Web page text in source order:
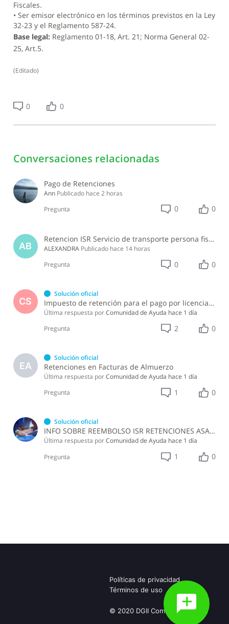
Fiscales.
• Ser emisor electrónico en los términos previstos en la Ley
32-23 y el Reglamento 587-24.
Base legal: Reglamento 01-18, Art. 21; Norma General 02-
25, Art.5.
(Editado)
0 0
Conversaciones relacionadas
Pago de Retenciones
Ann Publicado hace 2 horas
Pregunta
0 0
AB
Retencion ISR Servicio de transporte persona fisica
ALEXANDRA Publicado hace 14 horas
Pregunta
0 0
CS
Solución oficial
Impuesto de retención para el pago por licencia de software y soporte de software ?
Última respuesta porComunidad de Ayuda hace 1 día
Pregunta
2 0
EA
Solución oficial
Retenciones en Facturas de Almuerzo
Última respuesta porComunidad de Ayuda hace 1 día
Pregunta
1 0
Solución oficial
INFO SOBRE REEMBOLSO ISR RETENCIONES ASALARIADOS
Última respuesta porComunidad de Ayuda hace 1 día
Pregunta
1 0
Políticas de privacidad
Términos de uso
© 2020 DGII Community